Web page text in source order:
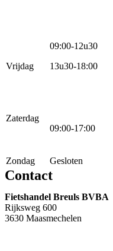
Vrijdag
09:00-12u30
13u30-18:00
Zaterdag
09:00-17:00
Zondag Gesloten
Contact
Fietshandel Breuls BVBA
Rijksweg 600
3630 Maasmechelen